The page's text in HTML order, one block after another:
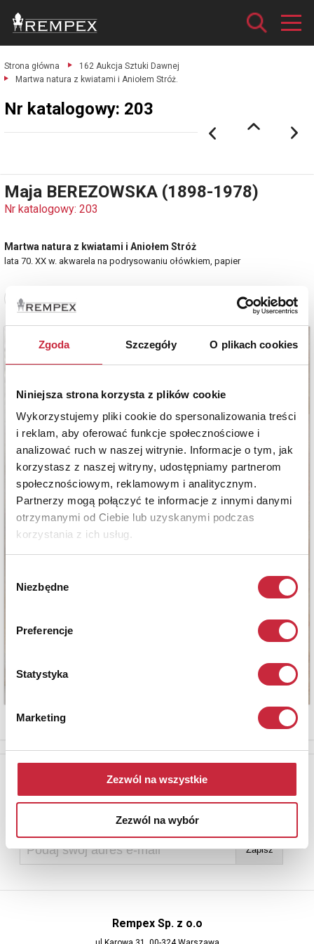
Zgoda Szczegóły O plikach cookies
Niniejsza strona korzysta z plików cookie
Wykorzystujemy pliki cookie do spersonalizowania treści
i reklam, aby oferować funkcje społecznościowe i
analizować ruch w naszej witrynie. Informacje o tym, jak
korzystasz z naszej witryny, udostępniamy partnerom
społecznościowym, reklamowym i analitycznym.
Partnerzy mogą połączyć te informacje z innymi danymi
otrzymanymi od Ciebie lub uzyskanymi podczas
korzystania z ich usług.
zgody
Niezbędne
Preferencje
Statystyka
Marketing
Zezwól na wszystkie
Zezwól na wybór
Strona główna
162 Aukcja Sztuki Dawnej
Martwa natura z kwiatami i Aniołem Stróż.
Nr katalogowy: 203
Maja BEREZOWSKA (1898-1978)
Nr katalogowy: 203
Martwa natura z kwiatami i Aniołem Stróż
lata 70. XX w. akwarela na podrysowaniu ołówkiem, papier
Zobacz pełne informacje
Newsletter
Aby otrzymywać informacje o nowych aukcjach, prosimy podać
Rempex Sp. z o.o